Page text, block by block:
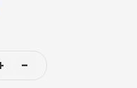
-